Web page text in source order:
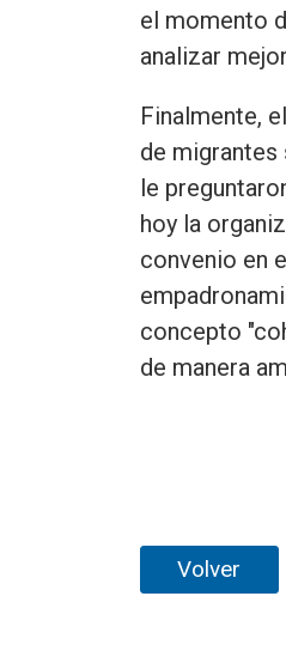
el momento
analizar
Finalmente,
de migrantes
le
hoy la
convenio en
concepto
de manera
Volver